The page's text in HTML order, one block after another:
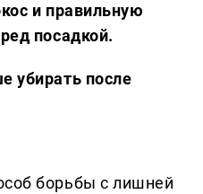
и правильную
посадкой.
убирать после
борьбы с лишней